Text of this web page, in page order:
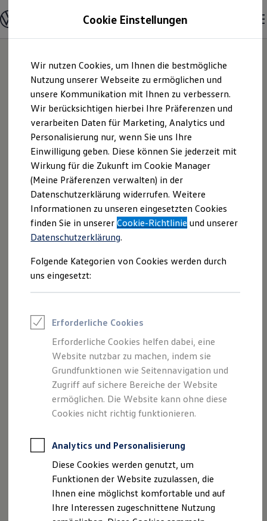
Hauptinhalt
springen
Footer
springen
Modelle & Konfigurator
Nutzfahrzeugkategorien entdecken
Modelle konfigurieren
Vorgängermodelle und Oldtimer
Vorgängermodelle
Oldtimer
Bulli Historie
Branchenlösungen & Gewerbekunden
Umbaulösungen und Hersteller finden
Auf- und Umbauten entdecken & konfigurieren
Groß- und Sonderkunden
Großkunden
Kommunen & Behörden
Journalisten
Sportvereine
Branchenlösungen
Bau & Handwerk
Gewerbliche Personenbeförderung
Service & mobile Werkstätten
Kurier, Logistik & Handel
Feuerwehr
Rettungsdienste
ONE Business ID Vorteile
Fahrzeugsuche & Marktplatz
Digitaler Marktplatz
Kauf & Finanzierung
Online-Fahrzeugbewertung
Aktionen & Angebote
E-Auto-Förderung
Für Privatkunden
Für Gewerbekunden
Profi Paket
TopDeal
Zertifizierte Gebrauchtwagen
Für Privatkunden
Für Gewerbekunden
Leasing
Für Privatkunden
Für Gewerbekunden
Startseite Besitzer & Service
myVolkswagen Business
Cookie Einstellungen
Wir nutzen Cookies, um Ihnen die bestmögliche
Nutzung unserer Webseite zu ermöglichen und
unsere Kommunikation mit Ihnen zu verbessern.
Wir berücksichtigen hierbei Ihre Präferenzen und
verarbeiten Daten für Marketing, Analytics und
Personalisierung nur, wenn Sie uns Ihre
Einwilligung geben. Diese können Sie jederzeit mit
Wirkung für die Zukunft im Cookie Manager
(Meine Präferenzen verwalten) in der
Datenschutzerklärung widerrufen. Weitere
Informationen zu unseren eingesetzten Cookies
finden Sie in unsererCookie-Richtlinie und unserer
Datenschutzerklärung.
Folgende Kategorien von Cookies werden durch
uns eingesetzt:
Erforderliche Cookies
Erforderliche Cookies helfen dabei, eine
Website nutzbar zu machen, indem sie
Grundfunktionen wie Seitennavigation und
Zugriff auf sichere Bereiche der Website
ermöglichen. Die Website kann ohne diese
Cookies nicht richtig funktionieren.
Analytics und Personalisierung
Diese Cookies werden genutzt, um
Funktionen der Website zuzulassen, die
Ihnen eine möglichst komfortable und auf
Ihre Interessen zugeschnittene Nutzung